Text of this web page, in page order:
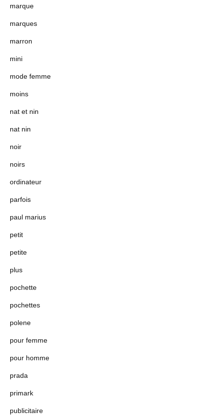
marque
marques
marron
mini
mode femme
moins
nat et nin
nat nin
noir
noirs
ordinateur
parfois
paul marius
petit
petite
plus
pochette
pochettes
polene
pour femme
pour homme
prada
primark
publicitaire